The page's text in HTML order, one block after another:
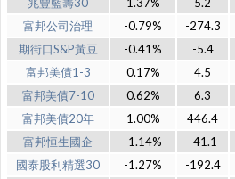
富邦公司治理
-0.79% -274.3
期街口S&P黃豆
-0.41% -5.4
富邦美債1-3
0.17% 4.5
富邦美債7-10
0.62% 6.3
富邦美債20年
1.00% 446.4
富邦恒生國企
-1.14% -41.1
國泰股利精選30
-1.27% -192.4